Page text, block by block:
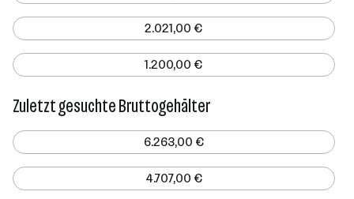
2.021,00 €
1.200,00 €
Zuletzt gesuchte Bruttogehälter
6.263,00 €
4.707,00 €